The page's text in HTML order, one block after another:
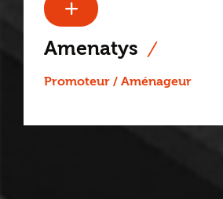
Amenatys
Promoteur / Aménageur